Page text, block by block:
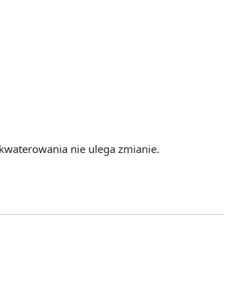
nie ulega zmianie.